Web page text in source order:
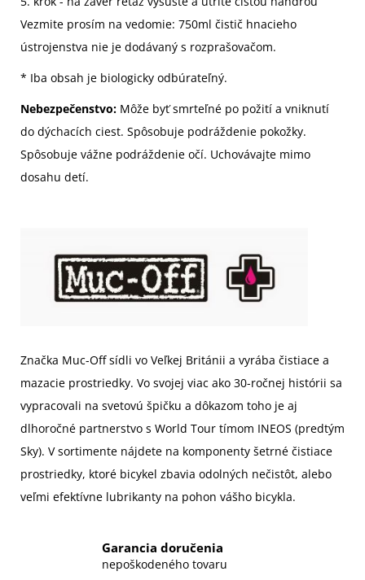
Vezmite prosím na vedomie: 750ml čistič hnacieho
ústrojenstva nie je dodávaný s rozprašovačom.
* Iba obsah je biologicky odbúrateľný.
Nebezpečenstvo: Môže byť smrteľné po požití a vniknutí
do dýchacích ciest. Spôsobuje podráždenie pokožky.
Spôsobuje vážne podráždenie očí. Uchovávajte mimo
dosahu detí.
Značka Muc-Off sídli vo Veľkej Británii a vyrába čistiace a
mazacie prostriedky. Vo svojej viac ako 30-ročnej histórii sa
vypracovali na svetovú špičku a dôkazom toho je aj
dlhoročné partnerstvo s World Tour tímom INEOS (predtým
Sky). V sortimente nájdete na komponenty šetrné čistiace
prostriedky, ktoré bicykel zbavia odolných nečistôt, alebo
veľmi efektívne lubrikanty na pohon vášho bicykla.
Garancia doručenia
nepoškodeného tovaru